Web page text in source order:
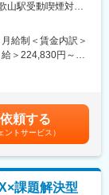
スを活用した課題
化」「DX推進」な
な解決策を検討・
リング
提案を技術面から
します。
関わるポジション
山駅受動喫煙対
給制＜賃金内訳＞
＞224,830円～
安の金額であり、
(月額)は固定手当を
頼する
ントサービス）
課題解決型